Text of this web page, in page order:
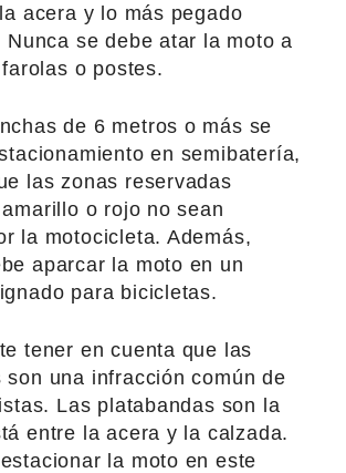
acera y lo más pegado
Nunca se debe atar la moto a
o postes.
de 6 metros o más se
en semibatería,
las zonas reservadas
o rojo no sean
la motocicleta. Además,
aparcar la moto en un
para bicicletas.
tener en cuenta que las
son una infracción común de
Las platabandas son la
entre la acera y la calzada.
la moto en este